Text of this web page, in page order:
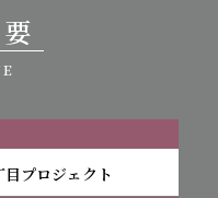
プロジェクト